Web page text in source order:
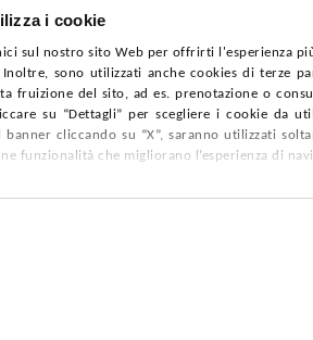
i cookie
sul nostro sito Web per offrirti l'esperienza
Inoltre, sono utilizzati anche cookies di terze
fruizione del sito, ad es. prenotazione o
su “Dettagli” per scegliere i cookie da
banner cliccando su “X”, saranno utilizzati
funzionalità che migliorano l’esperienza di
WHISTLEBLOWING
PRIVACYCOOKIE POLICY
SITOACCESSIBILITÀ